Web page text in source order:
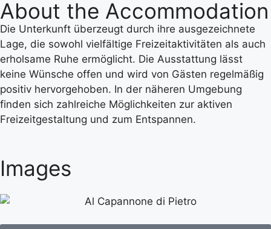
About the Accommodation
Die Unterkunft überzeugt durch ihre ausgezeichnete
Lage, die sowohl vielfältige Freizeitaktivitäten als auch
erholsame Ruhe ermöglicht. Die Ausstattung lässt
keine Wünsche offen und wird von Gästen regelmäßig
positiv hervorgehoben. In der näheren Umgebung
finden sich zahlreiche Möglichkeiten zur aktiven
Freizeitgestaltung und zum Entspannen.
Images